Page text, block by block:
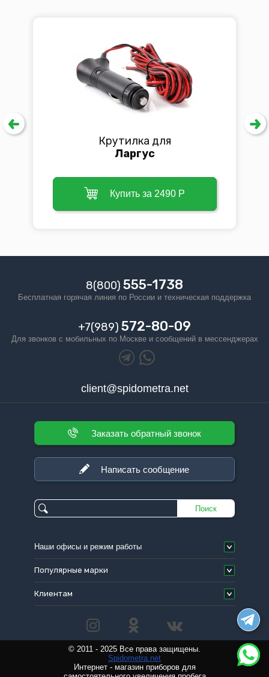
Крутилка для
Ларгус
Купить за 2490 Р
8(800) 555-1738
Бесплатная горячая линия по Росcии и техническая поддержка
+7(989) 572-80-09
Для звонков с мобильных по Москве и сообщений в мессенджерах
client@spidometra.net
Заказать обратный звонок
Написать сообщение
Поиск
Наши офисы и режим работы
Клиентам
Популярные марки
© 2011 - 2025 Все права защищены.
Spidometra.net
Интернет - магазин приборов для